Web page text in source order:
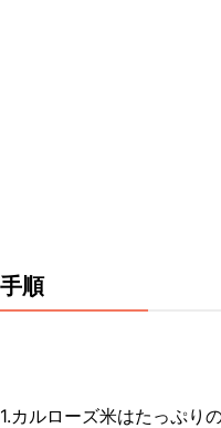
手順
1.カルローズ米はたっぷり